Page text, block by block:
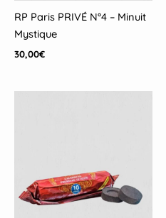
RP Paris PRIVÉ N°4 – Minuit
Mystique
30,00€